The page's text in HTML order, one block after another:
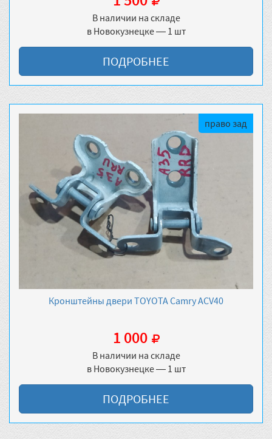
В наличии на складе
в Новокузнецке — 1 шт
ПОДРОБНЕЕ
право зад
Кронштейны двери TOYOTA Camry ACV40
1 000
В наличии на складе
в Новокузнецке — 1 шт
ПОДРОБНЕЕ